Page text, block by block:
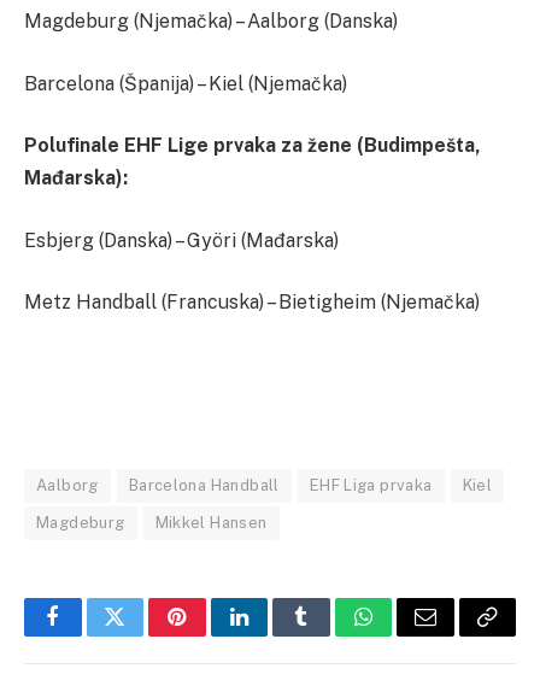
Magdeburg (Njemačka) – Aalborg (Danska)
Barcelona (Španija) – Kiel (Njemačka)
Polufinale EHF Lige prvaka za žene (Budimpešta,
Mađarska):
Esbjerg (Danska) – Györi (Mađarska)
Metz Handball (Francuska) – Bietigheim (Njemačka)
Aalborg Barcelona Handball EHF Liga prvaka Kiel
Magdeburg Mikkel Hansen
FacebookTwitterPinterestLinkedInTumblrWhatsApp
Email Copy